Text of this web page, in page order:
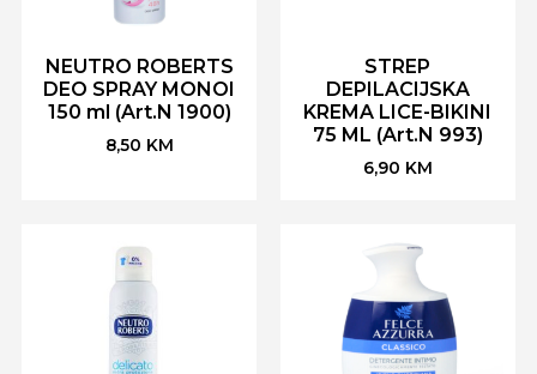
NEUTRO ROBERTS
DEO SPRAY MONOI
150 ml (Art.N 1900)
8,50 KM
STREP
DEPILACIJSKA
KREMA LICE-BIKINI
75 ML (Art.N 993)
6,90 KM